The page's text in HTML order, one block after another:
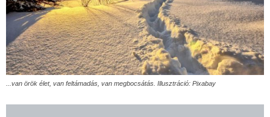
...van örök élet, van feltámadás, van megbocsátás. Illusztráció: Pixabay